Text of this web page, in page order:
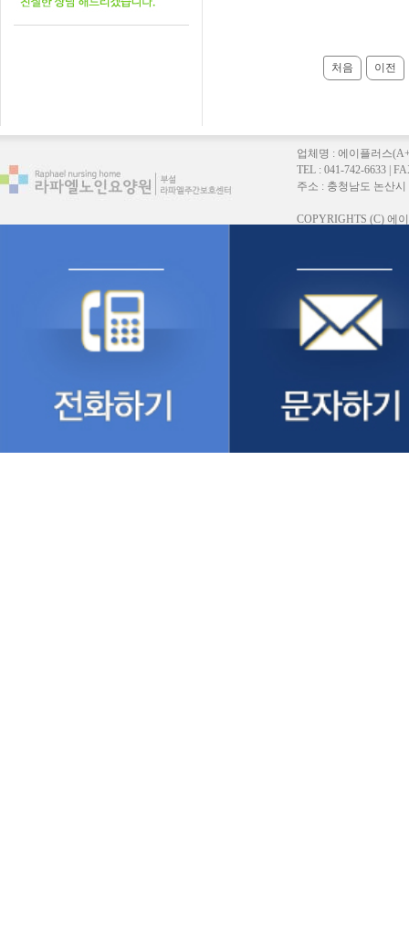
처음 이전
업체명 : 에이플러스
TEL : 041-742-6633 |
주소 : 충청남도 논산시
COPYRIGHTS (C) 에